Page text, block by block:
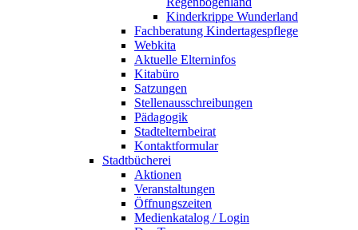
Kinderkrippe Wunderland
Fachberatung Kindertagespflege
Webkita
Aktuelle Elterninfos
Kitabüro
Satzungen
Stellenausschreibungen
Pädagogik
Stadtelternbeirat
Kontaktformular
Stadtbücherei
Aktionen
Veranstaltungen
Öffnungszeiten
Medienkatalog / Login